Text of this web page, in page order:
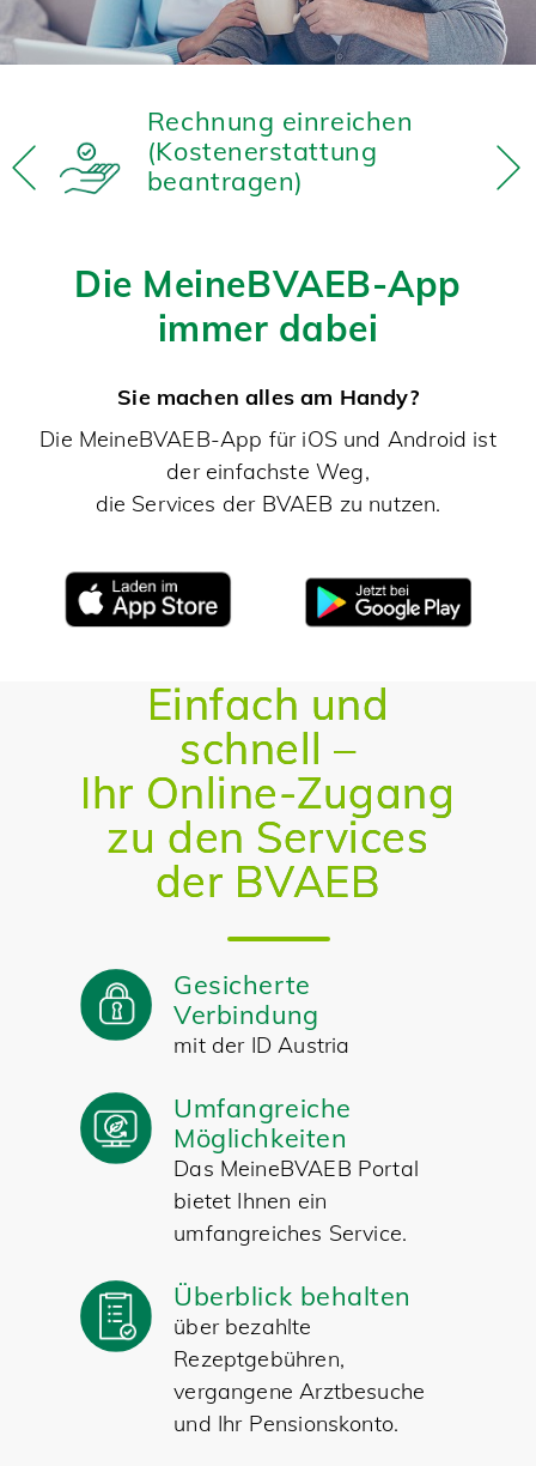
Rechnung einreichen
(Kostenerstattung
beantragen)
Einfach und
schnell –
Ihr Online-Zugang
zu den Services
der BVAEB
Gesicherte
Verbindung
mit der ID Austria
Umfangreiche
Möglichkeiten
Das MeineBVAEB Portal
bietet Ihnen ein
umfangreiches Service.
Überblick behalten
über bezahlte
Rezeptgebühren,
vergangene Arztbesuche
und Ihr Pensionskonto.
Die MeineBVAEB-App
immer dabei
Sie machen alles am Handy?
Die MeineBVAEB-App für iOS und Android ist
der einfachste Weg,
die Services der BVAEB zu nutzen.